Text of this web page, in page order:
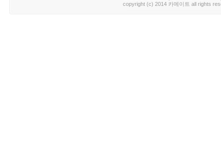
copyright (c) 2014 카메이트 all rights